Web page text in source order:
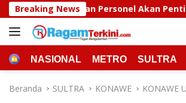
Langsung
ke
konten
Breaking News
Akan Pentingnya Hidup Sehat
HOMENASIONAL METRO SULTRA
Beranda SULTRA KONAWE KONAWE